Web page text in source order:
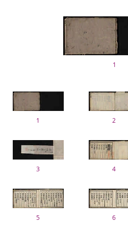
1
1 2
3 4
5 6